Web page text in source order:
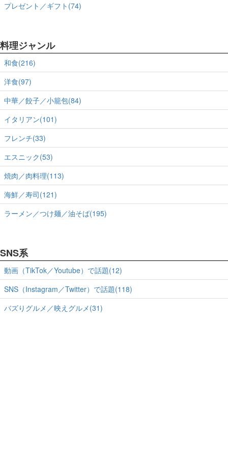
プレゼント／ギフト(74)
料理ジャンル
和食(216)
洋食(97)
中華／餃子／小籠包(84)
イタリアン(101)
フレンチ(33)
エスニック(53)
焼肉／肉料理(113)
海鮮／寿司(121)
ラーメン／つけ麺／油そば(195)
SNS系
動画（TikTok／Youtube）で話題(12)
SNS（Instagram／Twitter）で話題(118)
バズりグルメ／映えグルメ(31)